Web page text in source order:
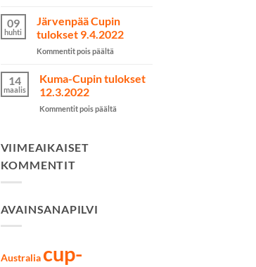
SM-
käytiin
Lahdessa
09
huhti
Järvenpää Cupin
tulokset 9.4.2022
Kommentit pois päältäartikkelissa
Cupin
14
maalis
Kuma-Cupin tulokset
12.3.2022
Kommentit pois päältäartikkelissa
VIIMEAIKAISET
KOMMENTIT
AVAINSANAPILVI
Australia cup-